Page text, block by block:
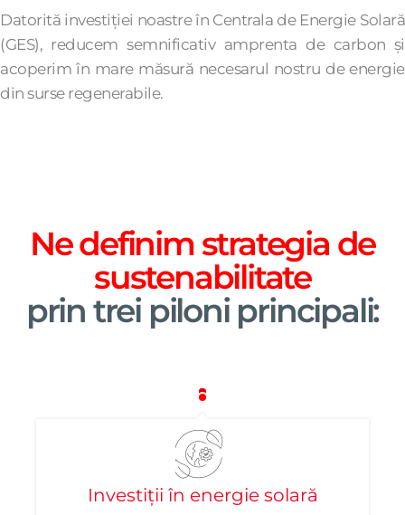
Datorită investiției noastre în Centrala de Energie Solară
(GES), reducem semnificativ amprenta de carbon și
acoperim în mare măsură necesarul nostru de energie
din surse regenerabile.
Ne definim strategia de
sustenabilitate
prin trei piloni principali:
Investiții în energie solară